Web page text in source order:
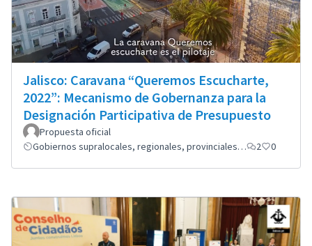
Jalisco: Caravana “Queremos Escucharte,
2022”: Mecanismo de Gobernanza para la
Designación Participativa de Presupuesto
Propuesta oficial
Gobiernos supralocales, regionales, provinciales…
2 0